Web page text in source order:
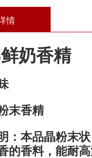
情
奶香精
末香精
：本品晶粉末
的香料，能耐